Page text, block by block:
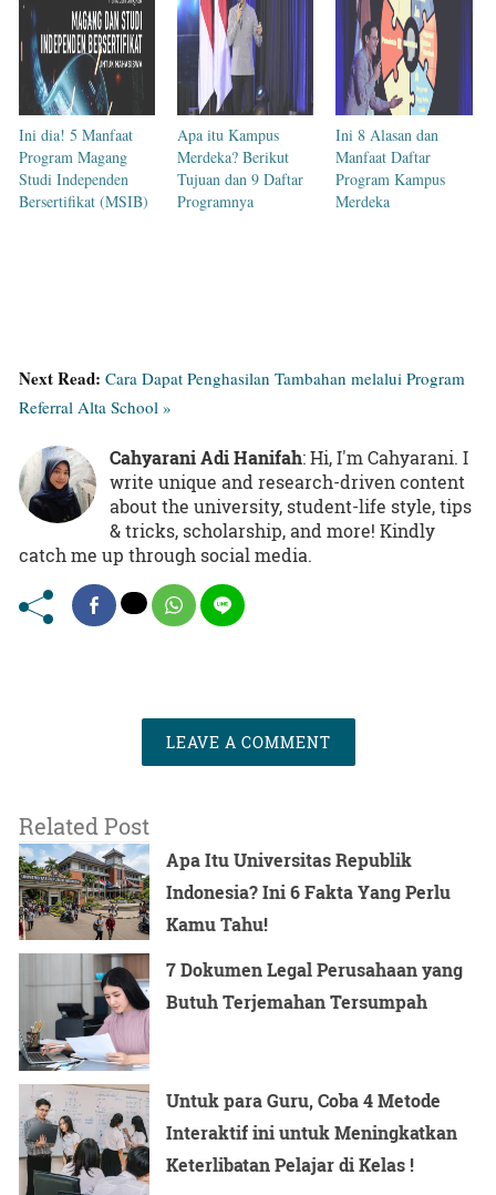
Ini dia! 5 Manfaat
Program Magang
Studi Independen
Bersertifikat (MSIB)
Apa itu Kampus
Merdeka? Berikut
Tujuan dan 9 Daftar
Programnya
Ini 8 Alasan dan
Manfaat Daftar
Program Kampus
Merdeka
Next Read: Cara Dapat Penghasilan Tambahan melalui Program
Referral Alta School »
Cahyarani Adi Hanifah: Hi, I'm Cahyarani. I
write unique and research-driven content
about the university, student-life style, tips
& tricks, scholarship, and more! Kindly
catch me up through social media.
LEAVE A COMMENT
Related Post
Apa Itu Universitas Republik
Indonesia? Ini 6 Fakta Yang Perlu
Kamu Tahu!
7 Dokumen Legal Perusahaan yang
Butuh Terjemahan Tersumpah
Untuk para Guru, Coba 4 Metode
Interaktif ini untuk Meningkatkan
Keterlibatan Pelajar di Kelas !